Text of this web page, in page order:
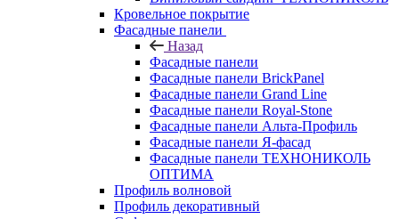
Кровельное покрытие
Фасадные панели
Назад
Фасадные панели
Фасадные панели BrickPanel
Фасадные панели Grand Line
Фасадные панели Royal-Stone
Фасадные панели Альта-Профиль
Фасадные панели Я-фасад
Фасадные панели ТЕХНОНИКОЛЬ
ОПТИМА
Профиль волновой
Профиль декоративный